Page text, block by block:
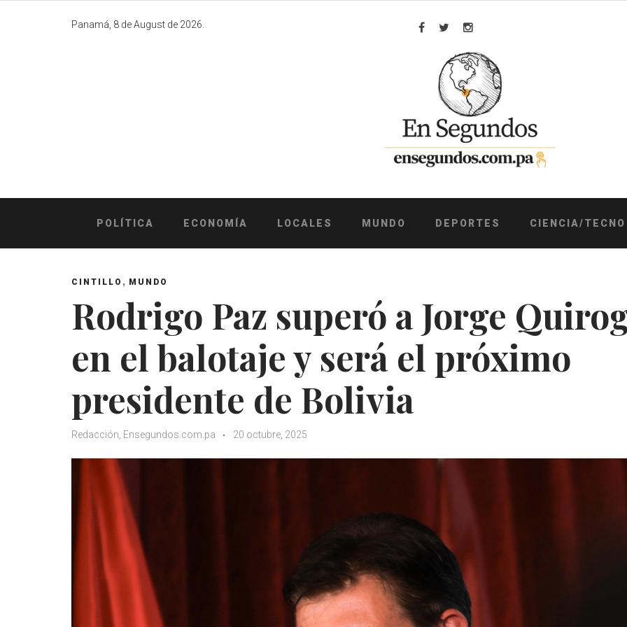
Panamá, 8 de August de 2026.
Facebook
TwitterInstagram
POLÍTICA ECONOMÍA LOCALES MUNDO DEPORTES CIENCIA/TECNO
CINTILLO , MUNDO
Rodrigo Paz superó a Jorge
en el balotaje y será el próximo
presidente de Bolivia
Redacción, Ensegundos.com.pa 20 octubre, 2025